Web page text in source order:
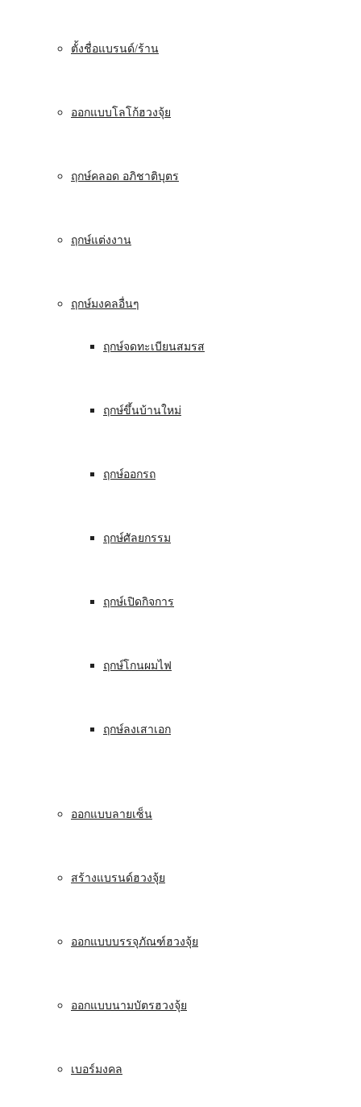
ตั้งชื่อแบรนด์/ร้าน
ออกแบบโลโก้ฮวงจุ้ย
ฤกษ์คลอด อภิชาติบุตร
ฤกษ์แต่งงาน
ฤกษ์มงคลอื่นๆ
ฤกษ์จดทะเบียนสมรส
ฤกษ์ขึ้นบ้านใหม่
ฤกษ์ออกรถ
ฤกษ์ศัลยกรรม
ฤกษ์เปิดกิจการ
ฤกษ์โกนผมไฟ
ฤกษ์ลงเสาเอก
ออกแบบลายเซ็น
สร้างแบรนด์ฮวงจุ้ย
ออกแบบบรรจุภัณฑ์ฮวงจุ้ย
ออกแบบนามบัตรฮวงจุ้ย
เบอร์มงคล